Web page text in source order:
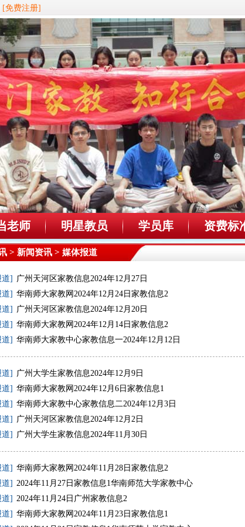
[免费注册]
老师 明星教员 学员库 资费标
> 新闻资讯 > 媒体报道
道] 广州天河区家教信息2024年12月27日
道] 华南师大家教网2024年12月24日家教信息2
道] 广州天河区家教信息2024年12月20日
道] 华南师大家教网2024年12月14日家教信息2
道] 华南师大家教中心家教信息一2024年12月12日
道] 广州大学生家教信息2024年12月9日
道] 华南师大家教网2024年12月6日家教信息1
道] 华南师大家教中心家教信息二2024年12月3日
道] 广州天河区家教信息2024年12月2日
道] 广州大学生家教信息2024年11月30日
道] 华南师大家教网2024年11月28日家教信息2
道] 2024年11月27日家教信息1华南师范大学家教中心
道] 2024年11月24日广州家教信息2
道] 华南师大家教网2024年11月23日家教信息1